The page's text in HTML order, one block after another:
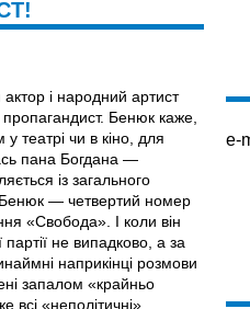
і народний артист
Бенюк каже,
театрі чи в кіно, для
пана Богдана —
із загального
— четвертий номер
«Свобода». І коли він
не випадково, а за
наприкiнцi розмови
запалом «крайньо
всі «неполітичні»
e-